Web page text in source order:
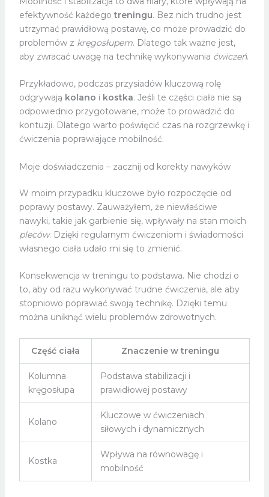
efektywność każdegotreningu. Bez nich trudno jest
utrzymać prawidłową postawę, co może prowadzić do
problemów z kręgosłupem. Dlatego tak ważne jest,
aby zwracać uwagę na technikę wykonywania ćwiczeń.
Przykładowo, podczas przysiadów kluczową rolę
odgrywają kolano i kostka. Jeśli te części ciała nie są
odpowiednio przygotowane, może to prowadzić do
kontuzji. Dlatego warto poświęcić czas na rozgrzewkę i
ćwiczenia poprawiające mobilność.
Moje doświadczenia – zacznij od korekty nawyków
W moim przypadku kluczowe było rozpoczęcie od
poprawy postawy. Zauważyłem, że niewłaściwe
nawyki, takie jak garbienie się, wpływały na stan moich
pleców. Dzięki regularnym ćwiczeniom i świadomości
własnego ciała udało mi się to zmienić.
Konsekwencja w treningu to podstawa. Nie chodzi o
to, aby od razu wykonywać trudne ćwiczenia, ale aby
stopniowo poprawiać swoją technikę. Dzięki temu
można uniknąć wielu problemów zdrowotnych.
Część ciała Znaczenie w treningu
Kolumna
kręgosłupa
Podstawa stabilizacji i
prawidłowej postawy
Kolano
Kluczowe w ćwiczeniach
siłowych i dynamicznych
Kostka
Wpływa na równowagę i
mobilność